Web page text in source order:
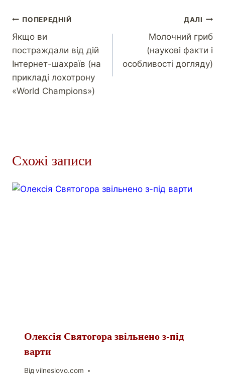
ПОПЕРЕДНІЙ
Якщо ви
постраждали від дій
Інтернет-шахраїв (на
прикладі лохотрону
«World Champions»)
ДАЛІ
Молочний гриб
(наукові факти і
особливості догляду)
Схожі записи
Олексія Святогора звільнено з-під
варти
Відvilneslovo.com